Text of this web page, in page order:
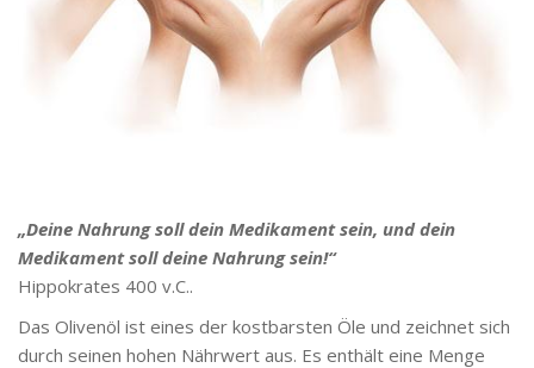
„Deine Nahrung soll dein Medikament sein, und dein
Medikament soll deine Nahrung sein!“
Hippokrates 400 v.C..
Das Olivenöl ist eines der kostbarsten Öle und zeichnet sich
durch seinen hohen Nährwert aus. Es enthält eine Menge